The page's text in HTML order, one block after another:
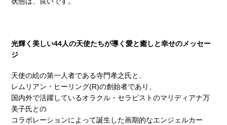
光輝く美しい44人の天使たちが導く愛と癒しと幸せのメッセー
ジ
天使の絵の第一人者である寺門孝之氏と、
レムリアン・ヒーリング(R)の創始者であり、
国内外で活躍しているオラクル・セラピストのマリディアナ万
美子氏との
コラボレーションによって誕生した画期的なエンジェルカー